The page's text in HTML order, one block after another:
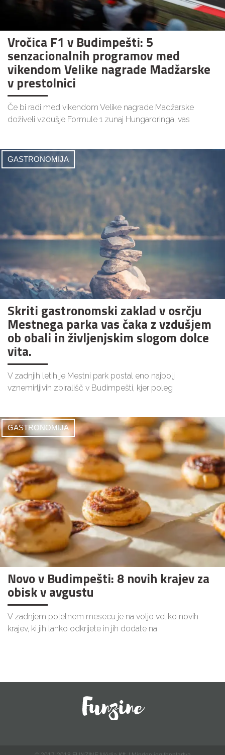
Vročica F1 v Budimpešti: 5
senzacionalnih programov med
vikendom Velike nagrade Madžarske
v prestolnici
Če bi radi med vikendom Velike nagrade Madžarske
doživeli vzdušje Formule 1 zunaj Hungaroringa, vas
GASTRONOMIJA
Skriti gastronomski zaklad v osrčju
Mestnega parka vas čaka z vzdušjem
ob obali in življenjskim slogom dolce
vita.
V zadnjih letih je Mestni park postal eno najbolj
vznemirljivih zbirališč v Budimpešti, kjer poleg
GASTRONOMIJA
Novo v Budimpešti: 8 novih krajev za
obisk v avgustu
V zadnjem poletnem mesecu je na voljo veliko novih
krajev, ki jih lahko odkrijete in jih dodate na